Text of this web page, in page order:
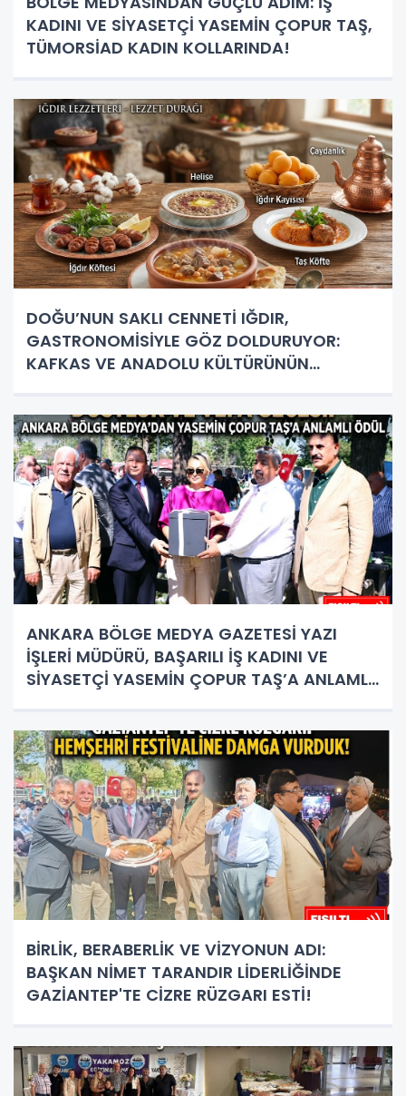
KADINI VE SİYASETÇİ YASEMİN ÇOPUR TAŞ,
TÜMORSİAD KADIN KOLLARINDA!
DOĞU’NUN SAKLI CENNETİ IĞDIR,
GASTRONOMİSİYLE GÖZ DOLDURUYOR:
KAFKAS VE ANADOLU KÜLTÜRÜNÜN
ANKARA BÖLGE MEDYA GAZETESİ YAZI
İŞLERİ MÜDÜRÜ, BAŞARILI İŞ KADINI VE
SİYASETÇİ YASEMİN ÇOPUR TAŞ’A ANLAMLI
BİRLİK, BERABERLİK VE VİZYONUN ADI:
BAŞKAN NİMET TARANDIR LİDERLİĞİNDE
GAZİANTEP'TE CİZRE RÜZGARI ESTİ!